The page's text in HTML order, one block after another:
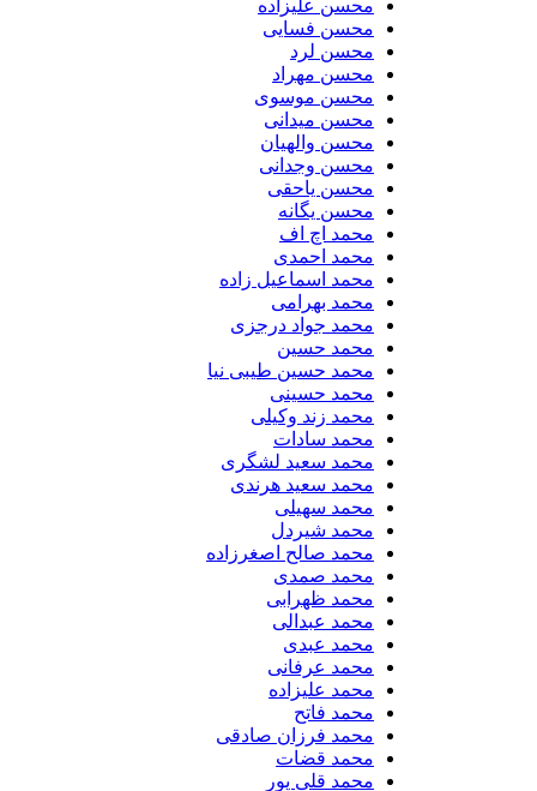
محسن علیزاده
محسن فسایی
محسن لرد
محسن مهراد
محسن موسوی
محسن میدانی
محسن والهیان
محسن وجدانی
محسن یاحقی
محسن یگانه
محمد اچ اف
محمد احمدی
محمد اسماعیل زاده
محمد بهرامی
محمد جواد درجزی
محمد حسین
محمد حسین طیبی نیا
محمد حسینی
محمد زند وکیلی
محمد سادات
محمد سعید لشگری
محمد سعید هرندی
محمد سهیلی
​محمد شیردل
محمد صالح اصغرزاده
محمد صمدی
محمد ظهرابی
محمد عبدالی
محمد عبدی
محمد عرفانی
محمد علیزاده
محمد فاتح
محمد فرزان صادقی
محمد قضات
محمد قلی پور